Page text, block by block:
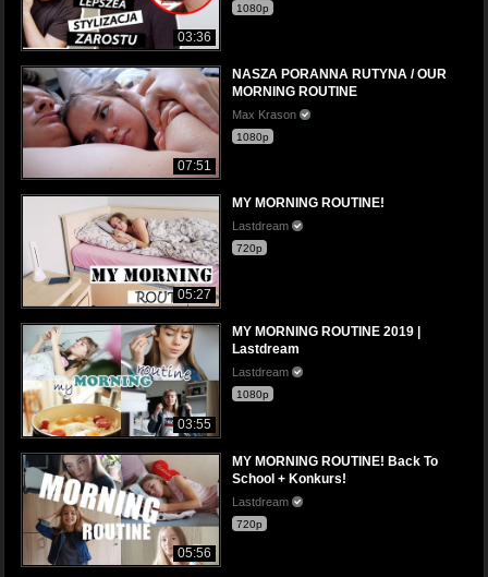
03:36
1080p
07:51
NASZA PORANNA RUTYNA / OUR
MORNING ROUTINE
Max Krason
1080p
05:27
MY MORNING ROUTINE!
Lastdream
720p
03:55
MY MORNING ROUTINE 2019 |
Lastdream
Lastdream
1080p
05:56
MY MORNING ROUTINE! Back To
School + Konkurs!
Lastdream
720p